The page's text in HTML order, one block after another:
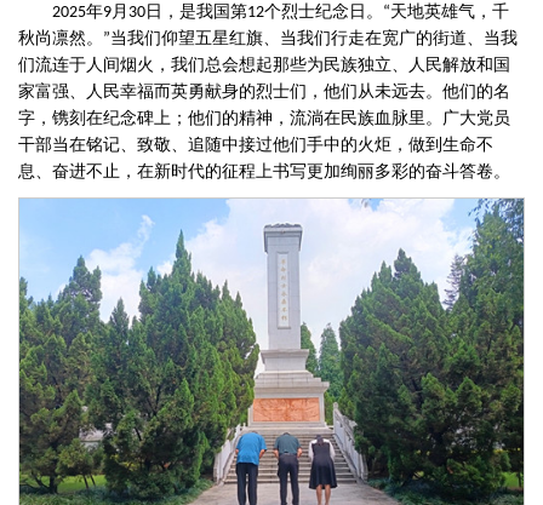
2025年9 月 30日，是我国第12个烈士纪念日。 “天地英雄气，千
秋尚凛然。 ”当我们仰望五星红旗、当我们行走在宽广的街道、当我
们流连于人间烟火，我们总会想起那些为民族独立、人民解放和国
家富强、人民幸福而英勇献身的烈士们，他们从未远去。他们的名
字，镌刻在纪念碑上；他们的精神，流淌在民族血脉里。广大党员
干部当在铭记、致敬、追随中接过他们手中的火炬，做到生命不
息、奋进不止，在新时代的征程上书写更加绚丽多彩的奋斗答卷。